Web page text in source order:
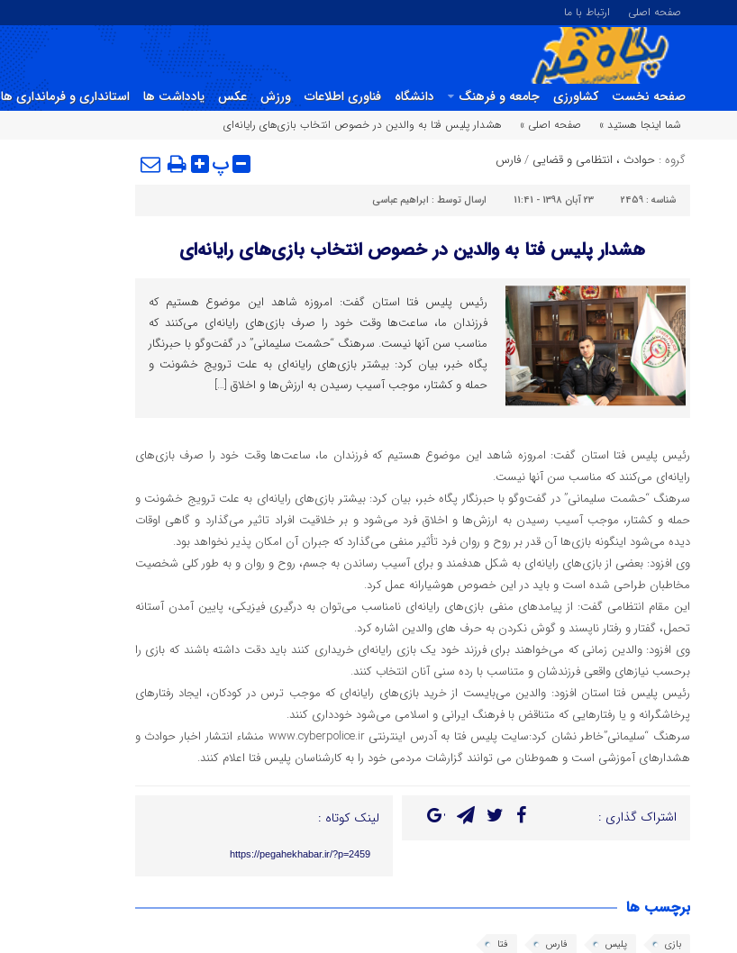
صفحه اصلی ارتباط با ما
صفحه نخست کشاورزی جامعه و فرهنگ دانشگاه فناوری اطلاعات ورزش عکس یادداشت ها استانداری و فرمانداری ها
شما اینجا هستید »
صفحه اصلی » هشدار پلیس فتا به والدین در خصوص انتخاب بازی‌های رایانه‌ای
گروه : حوادث ، انتظامی و قضایی /فارس پ
شناسه : 2459 23 آبان 1398 - 11:41 ارسال توسط : ابراهیم عباسی
هشدار پلیس فتا به والدین در خصوص انتخاب بازی‌های رایانه‌ای
رئیس پلیس فتا استان گفت: امروزه شاهد این موضوع هستیم که
فرزندان ما، ساعت‌ها وقت خود را صرف بازی‌های رایانه‌ای می‌کنند که
مناسب سن ‌آنها نیست. سرهنگ “حشمت سلیمانی” در گفت‌وگو با حبرنگار
پگاه خبر، بيان كرد: بیشتر بازی‌های رایانه‌ای به علت ترویج خشونت و
حمله و کشتار، موجب آسیب رسیدن به ارزش‌ها و اخلاق […]
رئیس پلیس فتا استان گفت: امروزه شاهد این موضوع هستیم که فرزندان ما، ساعت‌ها وقت خود را صرف بازی‌های
رایانه‌ای می‌کنند که مناسب سن ‌آنها نیست.
سرهنگ “حشمت سلیمانی” در گفت‌وگو با حبرنگار پگاه خبر، بيان كرد: بیشتر بازی‌های رایانه‌ای به علت ترویج خشونت و
حمله و کشتار، موجب آسیب رسیدن به ارزش‌ها و اخلاق فرد می‌شود و بر خلاقیت افراد تاثیر می‌گذارد و گاهی اوقات
دیده می‌شود اینگونه بازی‌ها آن قدر بر روح و روان فرد تأثیر منفی می‌گذارد که جبران آن امکان پذیر نخواهد بود.
وی افزود: بعضی از بازی‌های رایانه‌ای به شکل هدفمند و برای آسیب رساندن به جسم، روح و روان و به طور کلی شخصیت
مخاطبان طراحی شده است و باید در این خصوص هوشیارانه عمل کرد.
این مقام انتظامی گفت: از پیامدهای منفی بازی‌های رایانه‌ای نامناسب می‌توان به درگیری فیزیکی، پایین آمدن آستانه
تحمل، گفتار و رفتار ناپسند و گوش نکردن به حرف های والدین اشاره کرد.
وی افزود: والدین زمانی که می‌خواهند برای فرزند خود یک بازی رایانه‌ای خریداری كنند باید دقت داشته باشند که بازی را
برحسب نیازهای واقعی فرزندشان و متناسب با رده سنی آنان انتخاب كنند.
رئیس پلیس فتا استان افزود: والدین می‌بایست از خرید بازی‌های رایانه‌ای که موجب ترس در کودکان، ایجاد رفتارهای
پرخاشگرانه و یا رفتارهایی که متناقض با فرهنگ ایرانی و اسلامی می‌شود خودداری كنند.
سرهنگ “سلیمانی”خاطر نشان كرد:سایت پلیس فتا به آدرس اینترنتی www.cyberpolice.ir منشاء انتشار اخبار حوادث و
هشدارهاى آموزشى است و هموطنان می توانند گزارشات مردمى خود را به کارشناسان پلیس فتا اعلام كنند.
اشتراک گذاری : لینک کوتاه :
https://pegahekhabar.ir/?p=2459
برچسب ها
بازی پلیس فارس فتا